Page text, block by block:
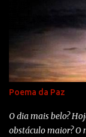
porque esperava
abrissem e ela
ficou ali rastejando,
nunca foi capaz de
de ajudar, não
eram necessário
fortaleceria e ela
do casulo. Algumas
Poema da Paz
O dia mais belo?
obstáculo maior? O